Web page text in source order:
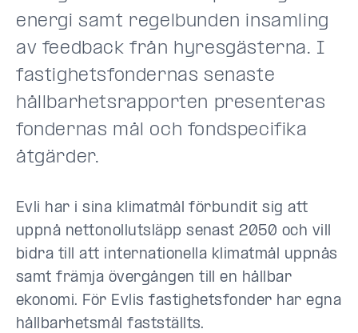
energi samt regelbunden insamling
av feedback från hyresgästerna. I
fastighetsfondernas senaste
hållbarhetsrapporten presenteras
fondernas mål och fondspecifika
åtgärder.
Evli har i sina klimatmål förbundit sig att
uppnå nettonollutsläpp senast 2050 och vill
bidra till att internationella klimatmål uppnås
samt främja övergången till en hållbar
ekonomi. För Evlis fastighetsfonder har egna
hållbarhetsmål fastställts.